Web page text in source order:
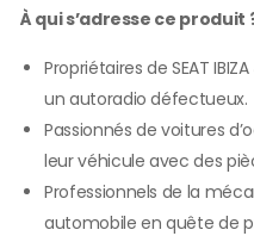
À qui s’adresse ce produit
Propriétaires de SEAT
un autoradio défectueux.
Passionnés de voitures
leur véhicule avec des
Professionnels de la
automobile en quête de